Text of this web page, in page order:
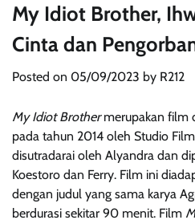
My Idiot Brother,
Cinta dan
Posted on 05/09/2023 by R212
My Idiot Brothermerupakan film
pada tahun 2014 oleh Studio
disutradarai oleh Alyandra dan
Koestoro dan Ferry. Film ini
dengan judul yang sama karya
berdurasi sekitar 90 menit. Film